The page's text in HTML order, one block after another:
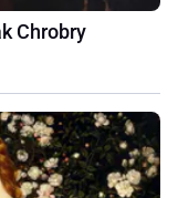
Chrobry